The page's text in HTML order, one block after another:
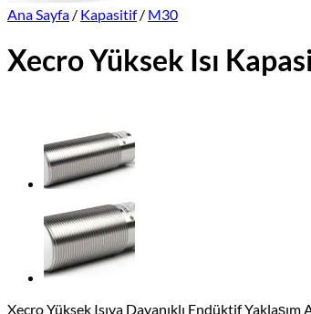
Ana Sayfa / Kapasitif / M30
Xecro Yüksek Isı
Xecro Yüksek Isıya Dayanıklı Endüktif